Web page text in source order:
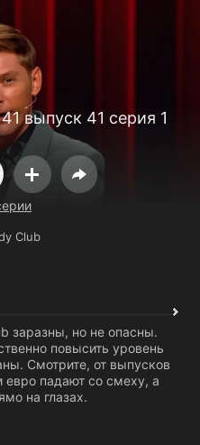
выпуск 41 серия 1
Club
заразны, но не опасны.
повысить уровень
Смотрите, от выпусков
евро падают со смеху, а
на глазах.
Открыть приложение